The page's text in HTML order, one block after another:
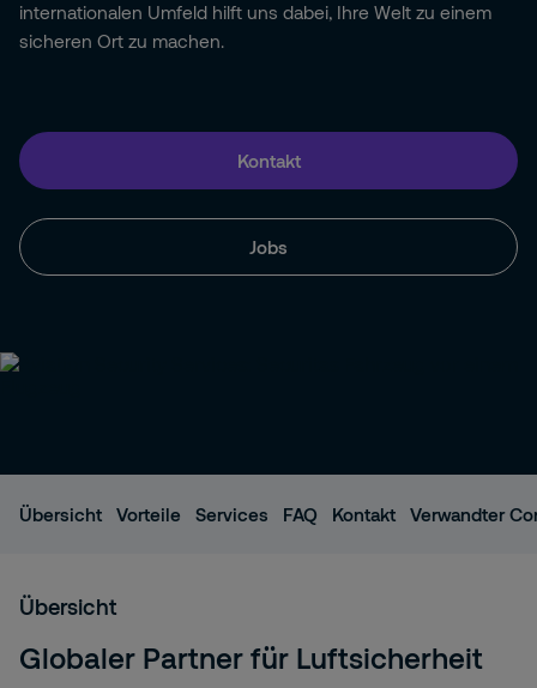
internationalen Umfeld hilft uns dabei, Ihre Welt zu einem
sicheren Ort zu machen.
Kontakt
Jobs
Übersicht Vorteile Services FAQ Kontakt Verwandter
Übersicht
Globaler Partner für Luftsicherheit